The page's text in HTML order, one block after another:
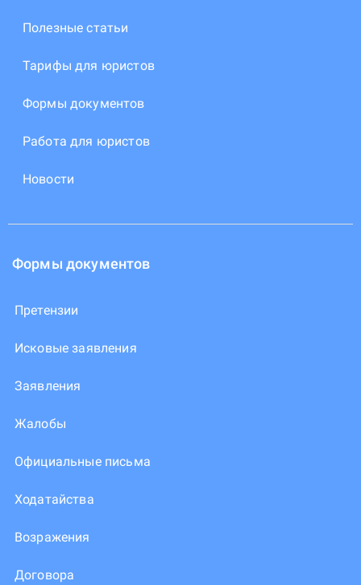
Полезные статьи
Тарифы для юристов
Формы документов
Работа для юристов
Новости
Формы документов
Претензии
Исковые заявления
Заявления
Жалобы
Официальные письма
Ходатайства
Возражения
Договора